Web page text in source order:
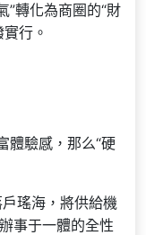
”轉化為商圈的“財
行。
體驗感，那么“硬
瑤海，將供給機
事于一體的全性